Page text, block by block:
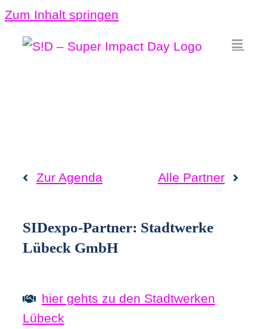
Zum Inhalt springen
Zur Agenda Alle Partner
SIDexpo-Partner: Stadtwerke
Lübeck GmbH
hier gehts zu den Stadtwerken
Lübeck